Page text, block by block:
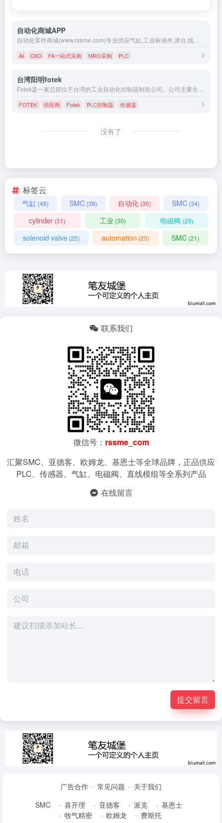
自动化商城APP
AI CKD FA一站式采购 MRO采购 PLC
台湾阳明fotek
FOTEK 供应商 Fotek PLC控制器 传感器
没有了
标签云
气缸 (48) SMC (38) 自动化 (35) SMC (34)
cylinder (31) 工业 (30) 电磁阀 (29)
solenoid valve (25) automation (23) SMC(21)
联系我们
微信号： rssme_com
汇聚SMC、亚德客、欧姆龙、基恩士等全球品牌，正品供应
PLC、传感器、气缸、电磁阀、直线模组等全系列产品
在线留言
提交留言
广告合作 常见问题
关于我们
SMC
喜开理 亚德客 派克
基恩士
牧气精密
欧姆龙 费斯托